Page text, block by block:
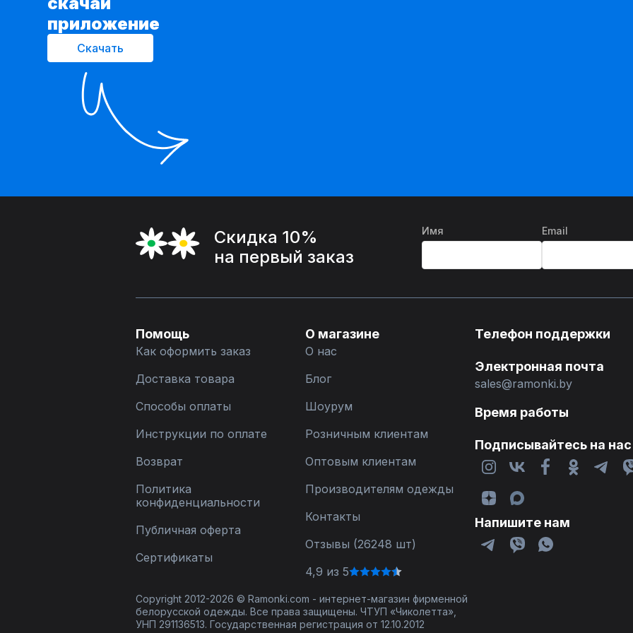
приложение
Скачать
Скидка 10%
на первый заказ
Имя Email
Помощь
Как оформить заказ
Доставка товара
Способы оплаты
Инструкции по оплате
Возврат
Политика
конфиденциальности
Публичная оферта
Сертификаты
О магазине
О нас
Блог
Шоурум
Розничным клиентам
Оптовым клиентам
Производителям одежды
Контакты
Отзывы (26248 шт)
4,9 из 5
Телефон поддержки
Электронная почта
sales@ramonki.by
Время работы
Подписывайтесь на нас
Напишите нам
Copyright 2012-2026 © Ramonki.com - интернет-магазин фирменной
белорусской одежды. Все права защищены. ЧТУП «Чиколетта»,
УНП 291136513. Государственная регистрация от 12.10.2012